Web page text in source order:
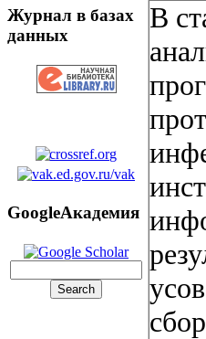
Журнал в базах
данных
GoogleАкадемия
В